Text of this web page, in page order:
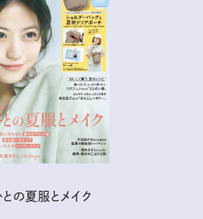
の夏服とメイク